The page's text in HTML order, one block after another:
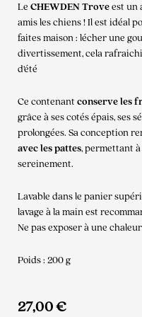
Le CHEWDEN Troveest un
amis les chiens ! Il est idéal
faites maison : lécher une
divertissement, cela
d’été
Ce contenant conserve les
grâce à ses cotés épais, ses
prolongées. Sa conception
avec les pattes, permettant
sereinement.
Lavable dans le panier
lavage à la main est
Ne pas exposer à une
Poids : 200 g
27,00€